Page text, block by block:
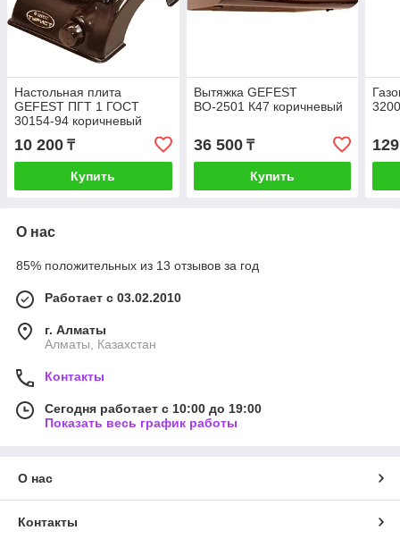
Настольная плита
GEFEST ПГТ 1 ГОСТ
30154-94 коричневый
10 200 ₸
Купить
Вытяжка GEFEST
ВО-2501 К47 коричневый
36 500₸
Купить
О нас
85% положительных из 13 отзывов за год
Работает с 03.02.2010
г. Алматы
Алматы, Казахстан
Контакты
Сегодня работает с 10:00 до 19:00
Показать весь график работы
О нас
Контакты